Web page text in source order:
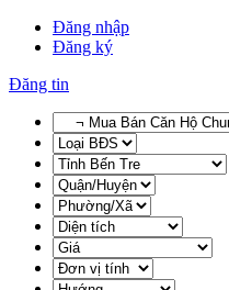
Đăng nhập
Đăng ký
Đăng tin